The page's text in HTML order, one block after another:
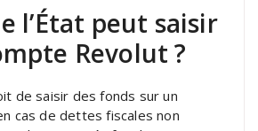
l’État peut saisir
Revolut ?
de saisir des fonds sur un
cas de dettes fiscales non